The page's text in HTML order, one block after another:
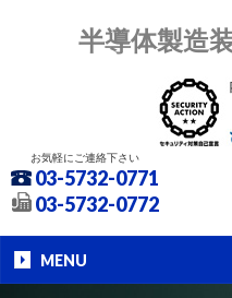
半導体製造
お気軽にご連絡下さい
03-5732-0771
03-5732-0772
MENU